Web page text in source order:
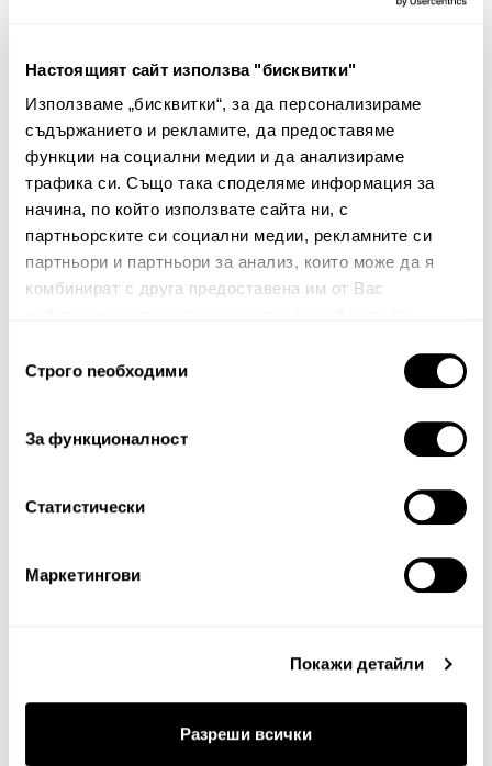
Настоящият сайт използва "бисквитки"
Използваме „бисквитки“, за да персонализираме
съдържанието и рекламите, да предоставяме
функции на социални медии и да анализираме
трафика си. Също така споделяме информация за
начина, по който използвате сайта ни, с
партньорските си социални медии, рекламните си
партньори и партньори за анализ, които може да я
комбинират с друга предоставена им от Вас
наСтрого nеобходими
За функционалност
Статистически
Маркетингови
Покажи детайли
Разреши всички
34.00€ 66.50лв.
23.80€ 46.55лв.
4.90€ 9.58лв.
Няма мнения за този продукт.
Споделете Вашето мнение
Име
Най-висока
Тест за сигурност